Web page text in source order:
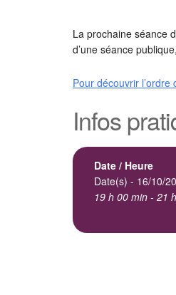
La prochaine séance
d’une séance
Pour découvrir l’ordre
Infos
Date / Heure
Date(s) - 16/10/
19 h 00 min - 21